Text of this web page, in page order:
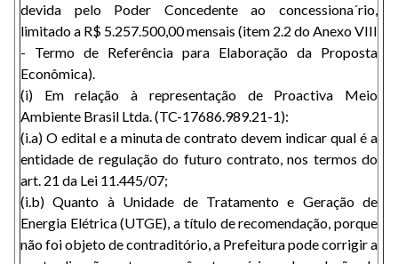
devida pelo Poder Concedente ao concessiona´rio,
limitado a R$ 5.257.500,00 mensais (item 2.2 do Anexo VIII
- Termo de Referência para Elaboração da Proposta
Econômica).
(i) Em relação à representação de Proactiva Meio
Ambiente Brasil Ltda. (TC-17686.989.21-1):
(i.a) O edital e a minuta de contrato devem indicar qual é a
entidade de regulação do futuro contrato, nos termos do
art. 21 da Lei 11.445/07;
(i.b) Quanto à Unidade de Tratamento e Geração de
Energia Elétrica (UTGE), a título de recomendação, porque
não foi objeto de contraditório, a Prefeitura pode corrigir a